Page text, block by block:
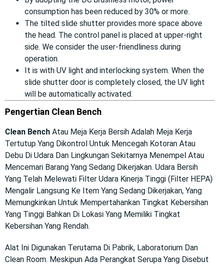
consumption has been reduced by 30% or more.
The tilted slide shutter provides more space above
the head. The control panel is placed at upper-right
side. We consider the user-friendliness during
operation.
It is with UV light and interlocking system. When the
slide shutter door is completely closed, the UV light
will be automatically activated.
Pengertian Clean Bench
Clean Bench Atau Meja Kerja Bersih Adalah Meja Kerja
Tertutup Yang Dikontrol Untuk Mencegah Kotoran Atau
Debu Di Udara Dan Lingkungan Sekitarnya Menempel Atau
Mencemari Barang Yang Sedang Dikerjakan. Udara Bersih
Yang Telah Melewati Filter Udara Kinerja Tinggi (Filter HEPA)
Mengalir Langsung Ke Item Yang Sedang Dikerjakan, Yang
Memungkinkan Untuk Mempertahankan Tingkat Kebersihan
Yang Tinggi Bahkan Di Lokasi Yang Memiliki Tingkat
Kebersihan Yang Rendah.
Alat Ini Digunakan Terutama Di Pabrik, Laboratorium Dan
Clean Room. Meskipun Ada Perangkat Serupa Yang Disebut